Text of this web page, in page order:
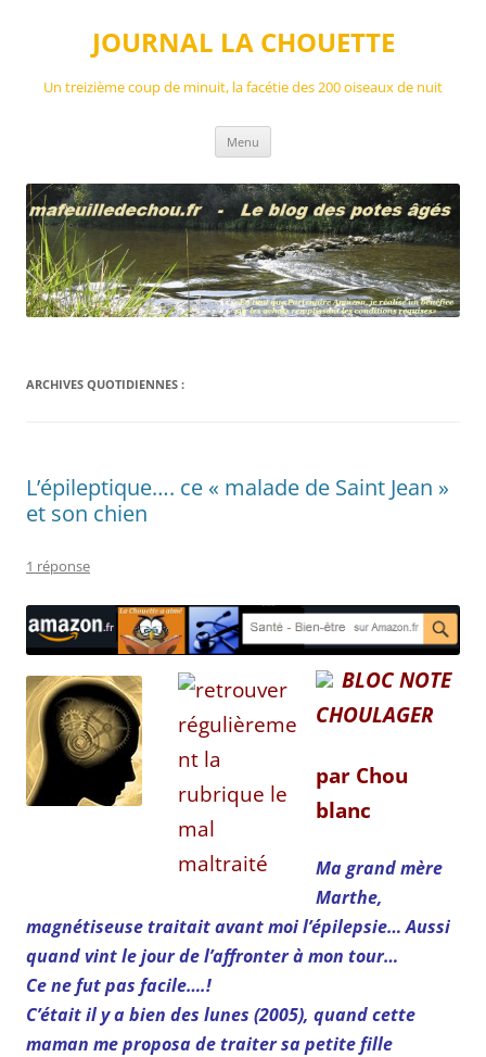
JOURNAL LA CHOUETTE
Un treizième coup de minuit, la facétie des 200 oiseaux de nuit
Menu
ARCHIVES QUOTIDIENNES :
L’épileptique…. ce « malade de Saint Jean »
et son chien
1 réponse
BLOC NOTE
CHOULAGER
par Chou
blanc
Ma grand mère
Marthe,
magnétiseuse traitait avant moi l’épilepsie… Aussi
quand vint le jour de l’affronter à mon tour…
Ce ne fut pas facile….!
C’était il y a bien des lunes (2005), quand cette
maman me proposa de traiter sa petite fille